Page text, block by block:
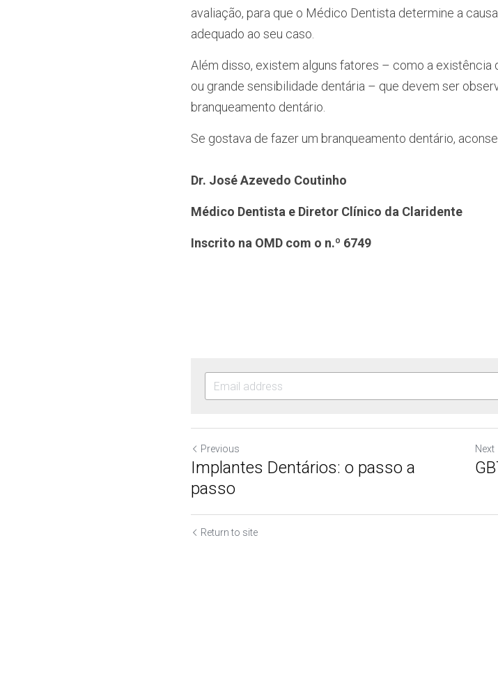
avaliação, para que o Médico Dentista determine a
adequado ao seu caso.
Além disso, existem alguns fatores – como a
ou grande sensibilidade dentária – que devem ser
branqueamento dentário.
Se gostava de fazer um branqueamento dentário,
Dr. José Azevedo Coutinho
Médico Dentista e Diretor Clínico da Claridente
Inscrito na OMD com o n.º 6749
Previous
Implantes Dentários: o passo a
passo
Next
Return to site